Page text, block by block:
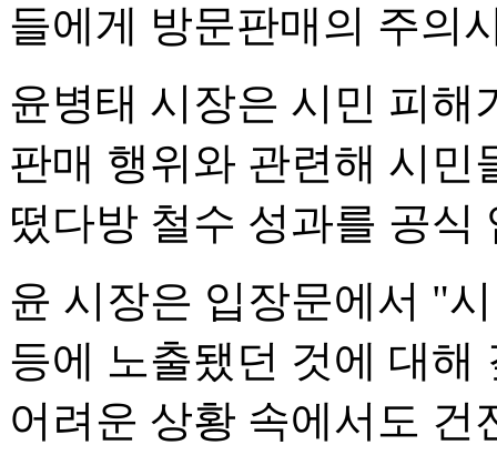
들에게 방문판매의 주의
윤병태 시장은 시민 피해
판매 행위와 관련해 시민
떴다방 철수 성과를 공식
윤 시장은 입장문에서 "
등에 노출됐던 것에 대
어려운 상황 속에서도 건